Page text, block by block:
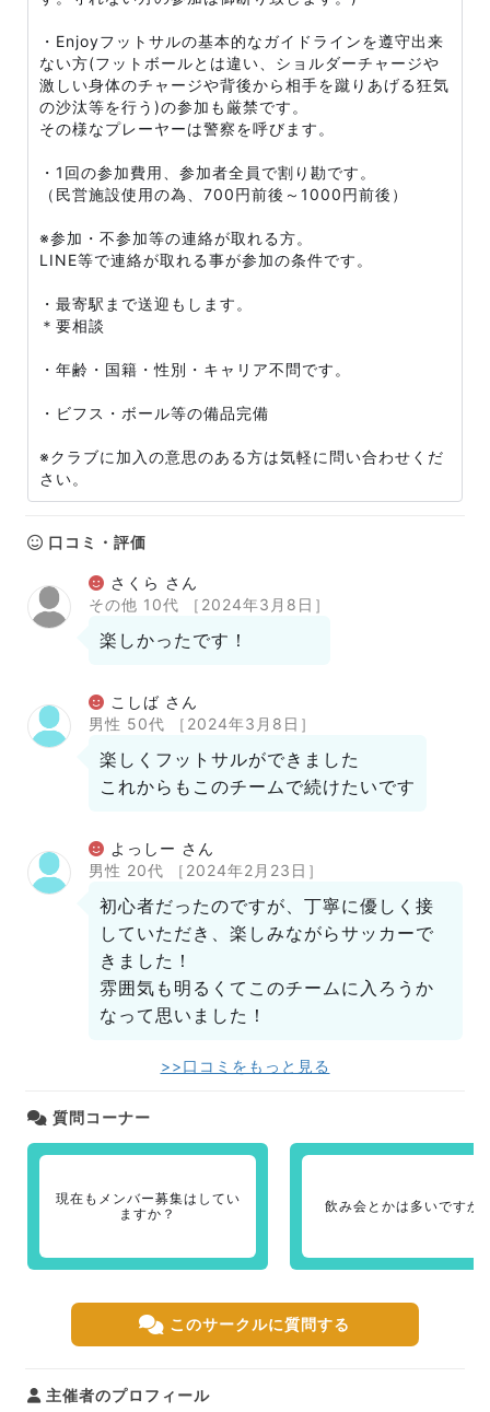
・Enjoyフットサルの基本的なガイドラインを遵守出来
ない方(フットボールとは違い、ショルダーチャージや
激しい身体のチャージや背後から相手を蹴りあげる狂気
の沙汰等を行う)の参加も厳禁です。
その様なプレーヤーは警察を呼びます。
・1回の参加費用、参加者全員で割り勘です。
（民営施設使用の為、700円前後～1000円前後）
※参加・不参加等の連絡が取れる方。
LINE等で連絡が取れる事が参加の条件です。
・最寄駅まで送迎もします。
＊要相談
・年齢・国籍・性別・キャリア不問です。
・ビフス・ボール等の備品完備
※クラブに加入の意思のある方は気軽に問い合わせくだ
さい。
口コミ・評価
さくら さん
その他 10代
［2024年3月8日］
楽しかったです！
こしば さん
男性 50代
［2024年3月8日］
楽しくフットサルができました
これからもこのチームで続けたいです
よっしー さん
男性 20代
［2024年2月23日］
初心者だったのですが、丁寧に優しく接
していただき、楽しみながらサッカーで
きました！
雰囲気も明るくてこのチームに入ろうか
なって思いました！
>>口コミをもっと見る
質問コーナー
現在もメンバー募集はしてい
ますか？
飲み会とかは多いですか
このサークルに質問する
主催者のプロフィール